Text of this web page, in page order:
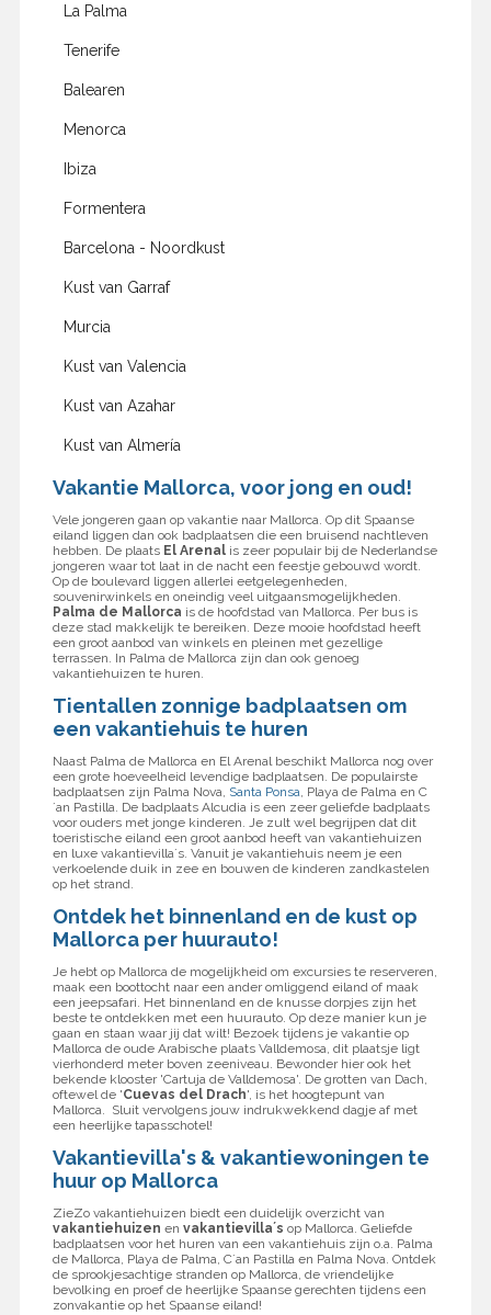
La Palma
Tenerife
Balearen
Menorca
Ibiza
Formentera
Barcelona - Noordkust
Kust van Garraf
Murcia
Kust van Valencia
Kust van Azahar
Kust van Almería
Vakantie Mallorca, voor jong en oud!
Vele jongeren gaan op vakantie naar Mallorca. Op dit Spaanse
eiland liggen dan ook badplaatsen die een bruisend nachtleven
hebben. De plaatsEl Arenal is zeer populair bij de Nederlandse
jongeren waar tot laat in de nacht een feestje gebouwd wordt.
Op de boulevard liggen allerlei eetgelegenheden,
souvenirwinkels en oneindig veel uitgaansmogelijkheden.
Palma de Mallorca is de hoofdstad van Mallorca. Per bus is
deze stad makkelijk te bereiken. Deze mooie hoofdstad heeft
een groot aanbod van winkels en pleinen met gezellige
terrassen. In Palma de Mallorca zijn dan ook genoeg
vakantiehuizen te huren.
Tientallen zonnige badplaatsen om
een vakantiehuis te huren
Naast Palma de Mallorca en El Arenal beschikt Mallorca nog over
een grote hoeveelheid levendige badplaatsen. De populairste
badplaatsen zijn Palma Nova, Santa Ponsa, Playa de Palma en C
´an Pastilla. De badplaats Alcudia is een zeer geliefde badplaats
voor ouders met jonge kinderen. Je zult wel begrijpen dat dit
toeristische eiland een groot aanbod heeft van vakantiehuizen
en luxe vakantievilla´s. Vanuit je vakantiehuis neem je een
verkoelende duik in zee en bouwen de kinderen zandkastelen
op het strand.
Ontdek het binnenland en de kust op
Mallorca per huurauto!
Je hebt op Mallorca de mogelijkheid om excursies te reserveren,
maak een boottocht naar een ander omliggend eiland of maak
een jeepsafari. Het binnenland en de knusse dorpjes zijn het
beste te ontdekken met een huurauto. Op deze manier kun je
gaan en staan waar jij dat wilt! Bezoek tijdens je vakantie op
Mallorca de oude Arabische plaats Valldemosa, dit plaatsje ligt
vierhonderd meter boven zeeniveau. Bewonder hier ook het
bekende klooster 'Cartuja de Valldemosa'. De grotten van Dach,
oftewel de 'Cuevas del Drach', is het hoogtepunt van
Mallorca. Sluit vervolgens jouw indrukwekkend dagje af met
een heerlijke tapasschotel!
Vakantievilla's & vakantiewoningen te
huur op Mallorca
ZieZo vakantiehuizen biedt een duidelijk overzicht van
vakantiehuizen en vakantievilla´s op Mallorca. Geliefde
badplaatsen voor het huren van een vakantiehuis zijn o.a. Palma
de Mallorca, Playa de Palma, C´an Pastilla en Palma Nova. Ontdek
de sprookjesachtige stranden op Mallorca, de vriendelijke
bevolking en proef de heerlijke Spaanse gerechten tijdens een
zonvakantie op het Spaanse eiland!